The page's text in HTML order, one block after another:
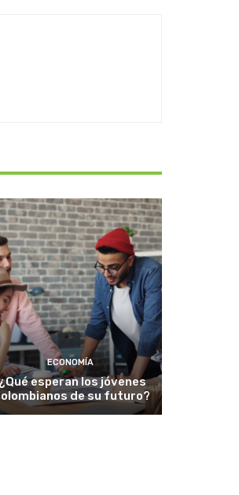
ECONOMÍA
esperan los jóvenes
de su futuro?